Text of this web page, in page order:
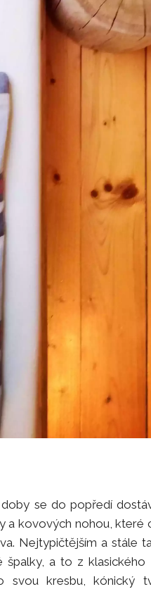
se do popředí
a kovových nohou, které
Nejtypičtějším a stále
a to z
svou kresbu, kónický